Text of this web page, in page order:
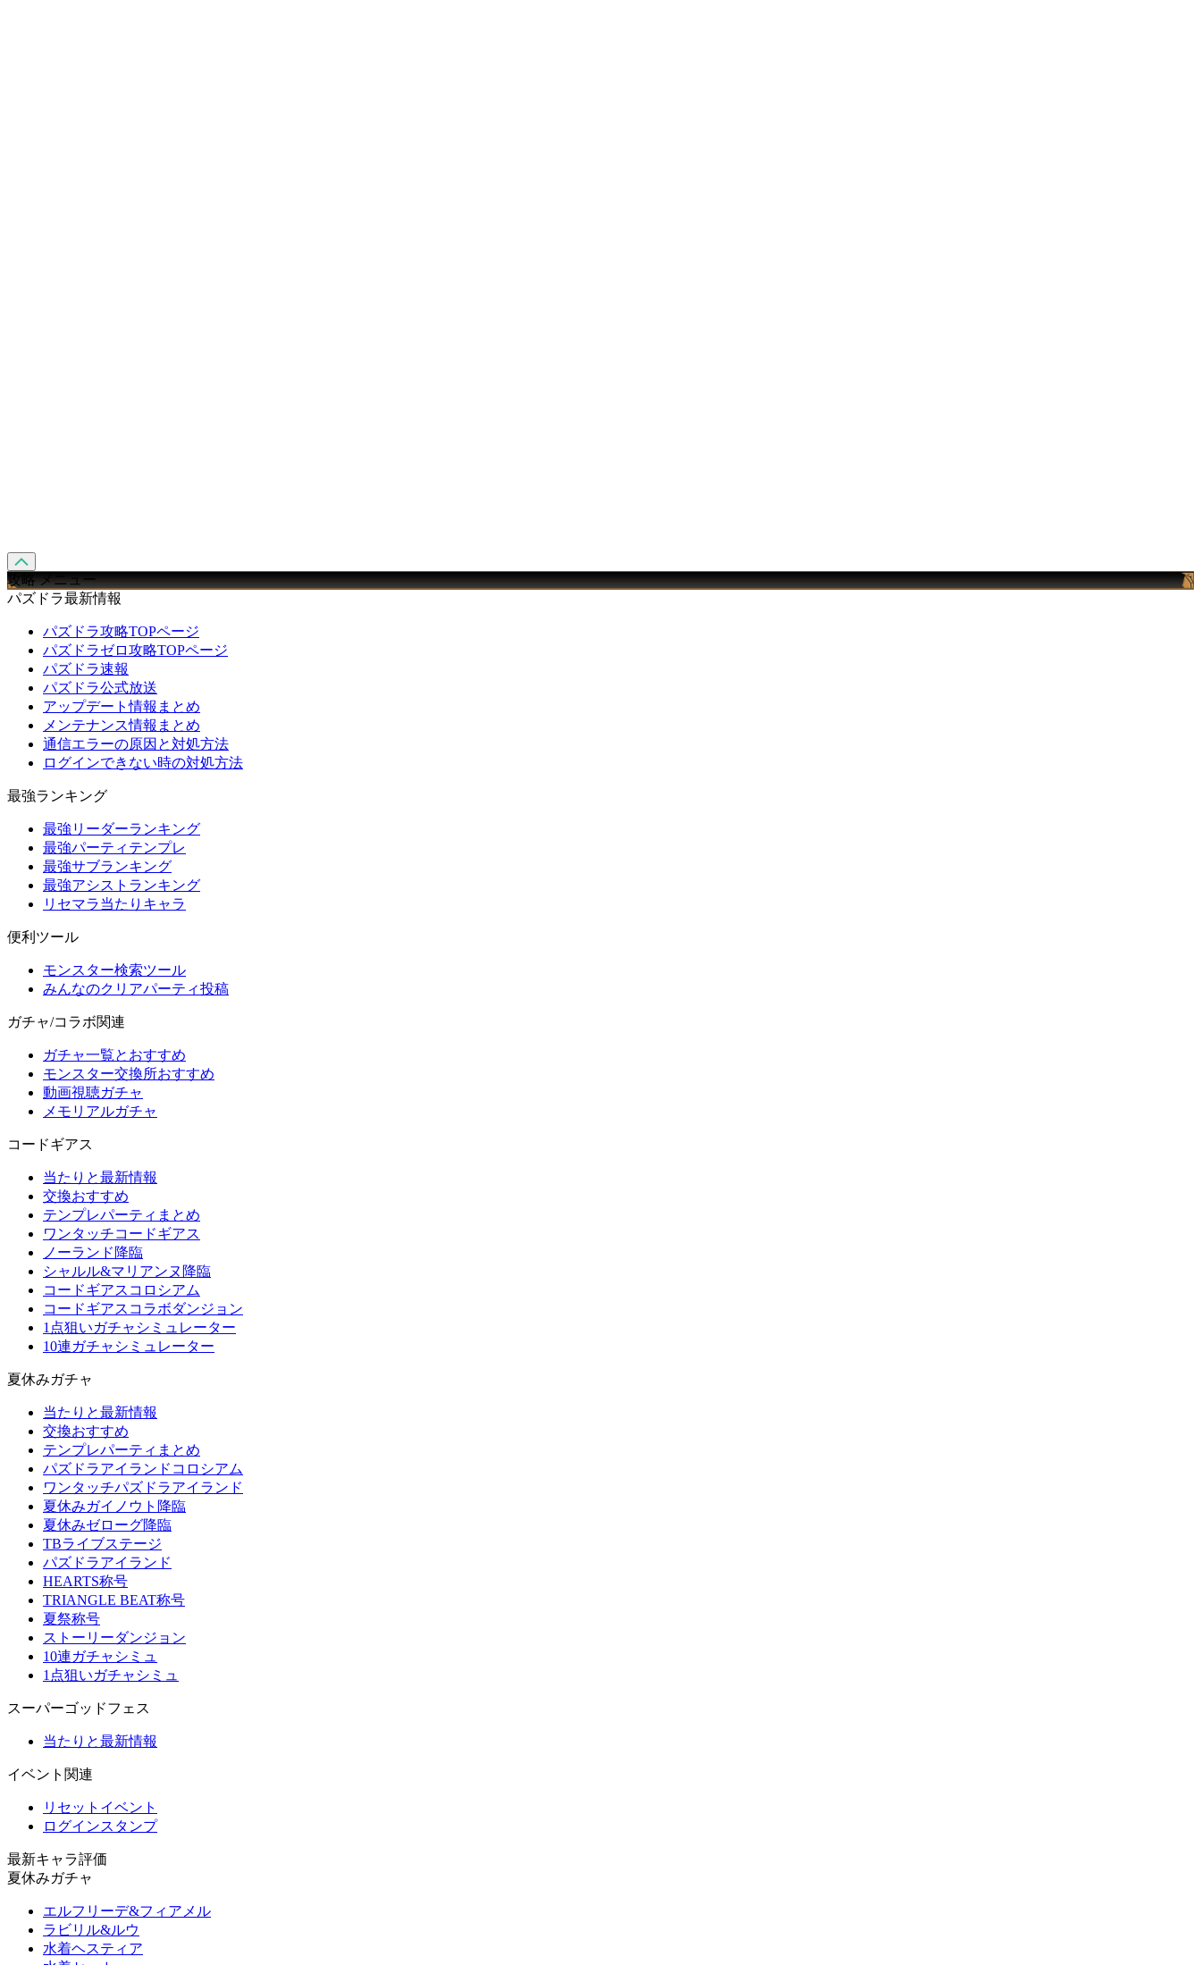
攻略 メニュー
パズドラ最新情報
パズドラ攻略TOPページ
パズドラゼロ攻略TOPページ
パズドラ速報
パズドラ公式放送
アップデート情報まとめ
メンテナンス情報まとめ
通信エラーの原因と対処方法
ログインできない時の対処方法
最強ランキング
最強リーダーランキング
最強パーティテンプレ
最強サブランキング
最強アシストランキング
リセマラ当たりキャラ
便利ツール
モンスター検索ツール
みんなのクリアパーティ投稿
ガチャ/コラボ関連
ガチャ一覧とおすすめ
モンスター交換所おすすめ
動画視聴ガチャ
メモリアルガチャ
コードギアス
当たりと最新情報
交換おすすめ
テンプレパーティまとめ
ワンタッチコードギアス
ノーランド降臨
シャルル&マリアンヌ降臨
コードギアスコロシアム
コードギアスコラボダンジョン
1点狙いガチャシミュレーター
10連ガチャシミュレーター
夏休みガチャ
当たりと最新情報
交換おすすめ
テンプレパーティまとめ
パズドラアイランドコロシアム
ワンタッチパズドラアイランド
夏休みガイノウト降臨
夏休みゼローグ降臨
TBライブステージ
パズドラアイランド
HEARTS称号
TRIANGLE BEAT称号
夏祭称号
ストーリーダンジョン
10連ガチャシミュ
1点狙いガチャシミュ
スーパーゴッドフェス
当たりと最新情報
イベント関連
リセットイベント
ログインスタンプ
最新キャラ評価
夏休みガチャ
エルフリーデ&フィアメル
ラビリル&ルウ
水着ヘスティア